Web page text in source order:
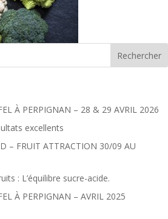
À PERPIGNAN – 28 & 29 AVRIL 2026
excellents
– FRUIT ATTRACTION 30/09 AU
: L’équilibre sucre-acide.
À PERPIGNAN – AVRIL 2025